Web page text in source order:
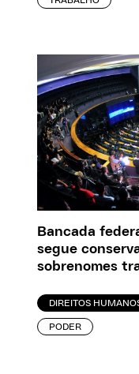
Bancada
segue
sobrenomes
DIREITOS
PODER